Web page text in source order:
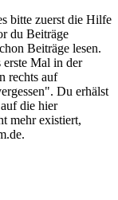
bitte zuerst die Hilfe
du Beiträge
Beiträge lesen.
erste Mal in der
rechts auf
Du erhälst
die hier
mehr existiert,